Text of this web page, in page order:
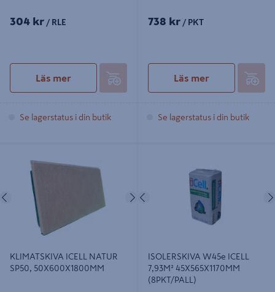
304 kr / RLE
Läs mer
Se lagerstatus i din butik
738 kr / PKT
Läs mer
Se lagerstatus i din butik
50X600X1800MM
Föregående Nästa
KLIMATSKIVA ICELL NATUR
SP50, 50X600X1800MM
Föregående
ISOLERSKIVA W45e ICELL
7,93M² 45X565X1170MM
(8PKT/PALL)